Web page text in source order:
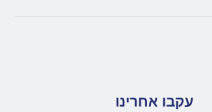
עקבו אחרינו